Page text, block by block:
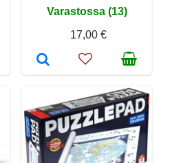
Varastossa (13)
17,00 €